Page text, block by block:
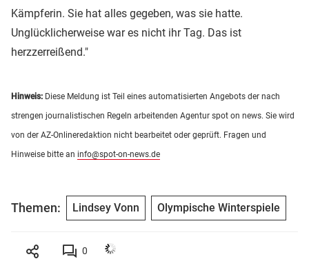
Kämpferin. Sie hat alles gegeben, was sie hatte.
Unglücklicherweise war es nicht ihr Tag. Das ist
herzzerreißend."
Hinweis: Diese Meldung ist Teil eines automatisierten Angebots der nach
strengen journalistischen Regeln arbeitenden Agentur spot on news. Sie wird
von der AZ-Onlineredaktion nicht bearbeitet oder geprüft. Fragen und
Hinweise bitte an info@spot-on-news.de
Themen: Lindsey Vonn Olympische Winterspiele
0